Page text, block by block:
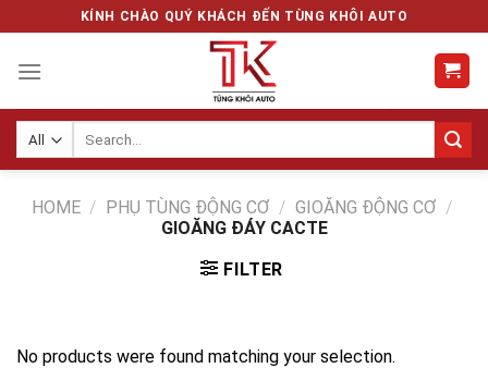
content
KÍNH CHÀO QUÝ KHÁCH ĐẾN TÙNG KHÔI AUTO
HOME / PHỤ TÙNG ĐỘNG CƠ / GIOĂNG ĐỘNG CƠ /
GIOĂNG ĐÁY CACTE
FILTER
No products were found matching your selection.